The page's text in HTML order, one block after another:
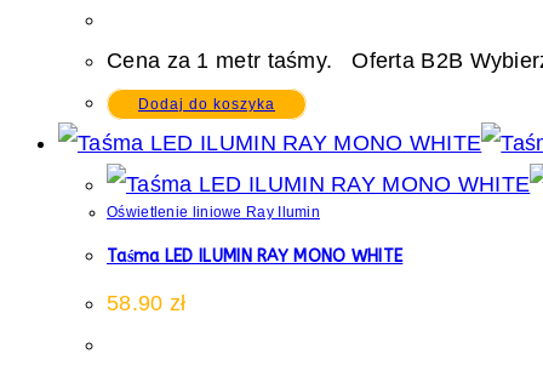
Cena za 1 metr taśmy. Oferta B2B
Dodaj do koszyka
Oświetlenie liniowe Ray Ilumin
Taśma LED ILUMIN RAY MONO WHITE
58.90 zł